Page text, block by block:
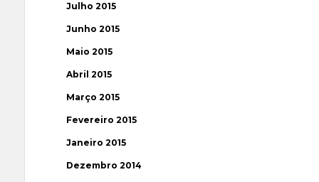
Julho 2015
Junho 2015
Maio 2015
Abril 2015
Março 2015
Fevereiro 2015
Janeiro 2015
Dezembro 2014